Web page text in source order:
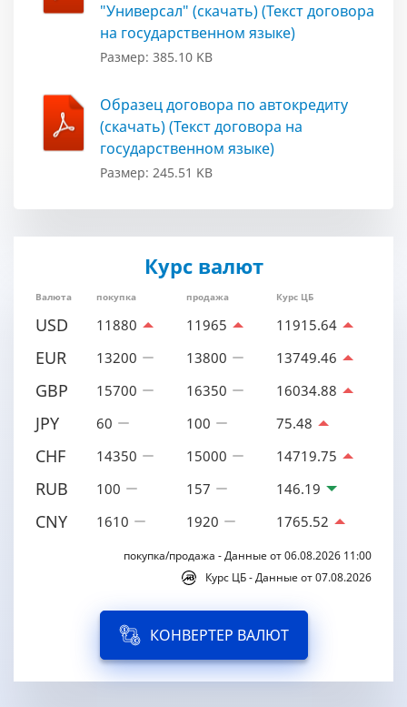
"Универсал" (скачать) (Текст договора
на государственном языке)
Размер: 385.10 KB
Образец договора по автокредиту
(скачать) (Текст договора на
государственном языке)
Размер: 245.51 KB
Курс валют
Валюта покупка продажа Курс ЦБ
USD 11880 11965 11915.64
EUR 13200 13800 13749.46
GBP 15700 16350 16034.88
JPY 60 100 75.48
CHF 14350 15000 14719.75
RUB 100 157 146.19
CNY 1610 1920 1765.52
покупка/продажа - Данные от 06.08.2026 11:00
Курс ЦБ - Данные от 07.08.2026
КОНВЕРТЕР ВАЛЮТ